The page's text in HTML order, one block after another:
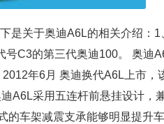
是关于奥迪A6L的相关介绍：
C3的第三代奥迪100。 奥迪
年6月 奥迪换代A6L上市，
A6L采用五连杆前悬挂设计，
的车架减震支承能够明显提升